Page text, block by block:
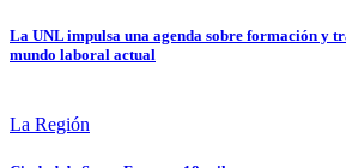
La UNL impulsa una agenda sobre formación y
mundo laboral actual
La Región